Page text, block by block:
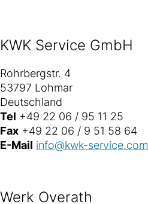
KWK Service GmbH
Rohrbergstr. 4
53797 Lohmar
Deutschland
Tel +49 22 06 / 95 11 25
Fax +49 22 06 / 9 51 58 64
E-Mail info@kwk-service.com
Werk Overath